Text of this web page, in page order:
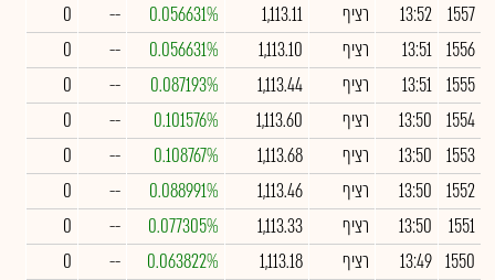
1557
13:52 רציף 1,113.11
0.056631%
--
0
1556
13:51 רציף 1,113.10
0.056631%
--
0
1555
13:51 רציף 1,113.44
0.087193%
--
0
1554
13:50 רציף 1,113.60
0.101576%
--
0
1553
13:50 רציף 1,113.68
0.108767%
--
0
1552
13:50 רציף 1,113.46
0.088991%
--
0
1551
13:50 רציף 1,113.33
0.077305%
--
0
1550
13:49 רציף 1,113.18
0.063822%
--
0